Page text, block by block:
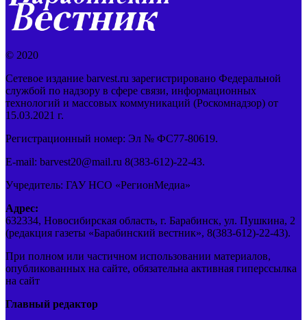
© 2020
Сетевое издание barvest.ru зарегистрировано Федеральной
службой по надзору в сфере связи, информационных
технологий и массовых коммуникаций (Роскомнадзор) от
15.03.2021 г.
Регистрационный номер: Эл № ФС77-80619.
E-mail: barvest20@mail.ru 8(383-612)-22-43.
Учредитель: ГАУ НСО «РегионМедиа»
Адрес:
632334, Новосибирская область, г. Барабинск, ул. Пушкина, 2
(редакция газеты «Барабинский вестник», 8(383-612)-22-43).
При полном или частичном использовании материалов,
опубликованных на сайте, обязательна активная гиперссылка
на сайт
Главный редактор